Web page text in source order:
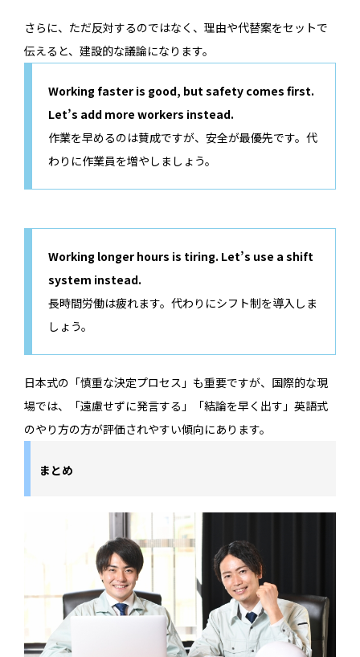
さらに、ただ反対するのではなく、理由や代替案をセットで
伝えると、建設的な議論になります。
Working faster is good, but safety comes first.
Let’s add more workers instead.
作業を早めるのは賛成ですが、安全が最優先です。代
わりに作業員を増やしましょう。
Working longer hours is tiring. Let’s use a shift
system instead.
長時間労働は疲れます。代わりにシフト制を導入しま
しょう。
日本式の「慎重な決定プロセス」も重要ですが、国際的な現
場では、「遠慮せずに発言する」「結論を早く出す」英語式
のやり方の方が評価されやすい傾向にあります。
まとめ